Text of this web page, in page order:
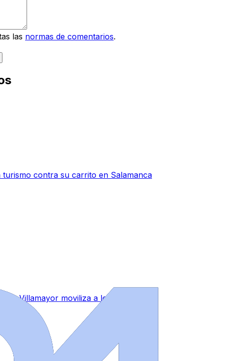
las normas de comentarios.
contra su carrito en Salamanca
de Villamayor moviliza a los bomberos